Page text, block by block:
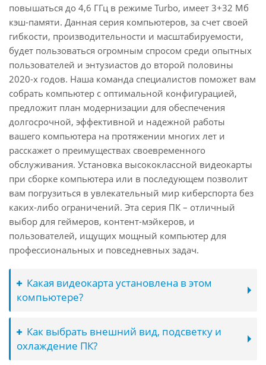
повышаться до 4,6 ГГц в режиме Turbo, имеет 3+32 Мб
кэш-памяти. Данная серия компьютеров, за счет своей
гибкости, производительности и масштабируемости,
будет пользоваться огромным спросом среди опытных
пользователей и энтузиастов до второй половины
2020-х годов. Наша команда специалистов поможет вам
собрать компьютер с оптимальной конфигурацией,
предложит план модернизации для обеспечения
долгосрочной, эффективной и надежной работы
вашего компьютера на протяжении многих лет и
расскажет о преимуществах своевременного
обслуживания. Установка высококлассной видеокарты
при сборке компьютера или в последующем позволит
вам погрузиться в увлекательный мир киберспорта без
каких-либо ограничений. Эта серия ПК – отличный
выбор для геймеров, контент-мэйкеров, и
пользователей, ищущих мощный компьютер для
профессиональных и повседневных задач.
Какая видеокарта установлена в этом
компьютере?
Как выбрать внешний вид, подсветку и
охлаждение ПК?